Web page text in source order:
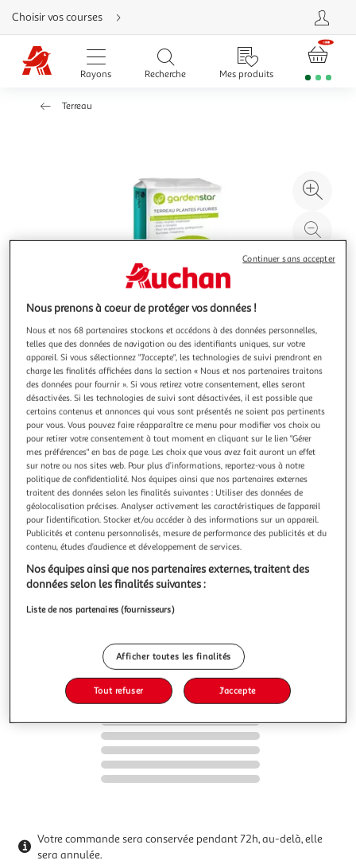
Aller
directement
au
contenu
Aller
directement
Aller
Choisir vos courses
Rayons Recherche Mes produits
Terreau
à
GARDENSTAR
Terreau plantes fleuries 40L UAB
Garantie légale: 2 ans ( voir CGV)
Vendu parAuchan
Choisir un magasin
Retrait 1h en magasin
Paiement en ligne ·Service offert
Votre commande sera conservée pendant 72h, au-delà, elle
sera annulée.
Nous prenons à coeur de protéger vos données !
Nous et nos 68 partenaires stockons et accédons à des données personnelles,
telles que des données de navigation ou des identifiants uniques, sur votre
appareil. Si vous sélectionnez "J'accepte", les technologies de suivi prendront en
charge les finalités affichées dans la section « Nous et nos partenaires traitons
des données pour fournir ». Si vous retirez votre consentement, elles seront
désactivées. Si les technologies de suivi sont désactivées, il est possible que
certains contenus et annonces qui vous sont présentés ne soient pas pertinents
pour vous. Vous pouvez faire réapparaître ce menu pour modifier vos choix ou
pour retirer votre consentement à tout moment en cliquant sur le lien "Gérer
mes préférences" en bas de page. Les choix que vous avez fait auront un effet
sur notre ou nos sites web. Pour plus d’informations, reportez-vous à notre
politique de confidentialité. Nos équipes ainsi que nos partenaires externes
traitent des données selon les finalités suivantes : Utiliser des données de
géolocalisation précises. Analyser activement les caractéristiques de l’appareil
pour l’identification. Stocker et/ou accéder à des informations sur un appareil.
Publicités et contenu personnalisés, mesure de performance des publicités et du
contenu, études d’audience et développement de services.
Nos équipes ainsi que nos partenaires externes, traitent des
données selon les finalités suivantes :
Liste de nos partenaires (fournisseurs)
Afficher toutes les finalités
Tout refuser J'accepte
Continuer sans accepter